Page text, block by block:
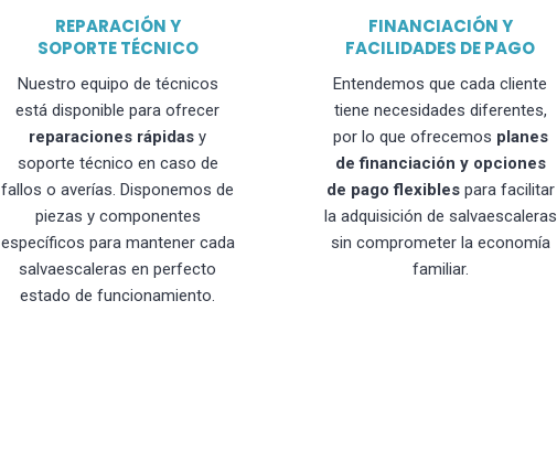
REPARACIÓN Y
SOPORTE TÉCNICO
Nuestro equipo de técnicos
está disponible para ofrecer
reparaciones rápidas y
soporte técnico en caso de
fallos o averías. Disponemos de
piezas y componentes
específicos para mantener cada
salvaescaleras en perfecto
estado de funcionamiento.
FINANCIACIÓN Y
FACILIDADES DE PAGO
Entendemos que cada cliente
tiene necesidades diferentes,
por lo que ofrecemos planes
de financiación y opciones
de pago flexiblespara facilitar
la adquisición de salvaescaleras
sin comprometer la economía
familiar.